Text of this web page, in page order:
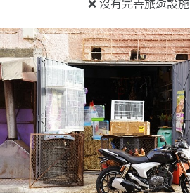
❌ 沒有完善旅遊設施